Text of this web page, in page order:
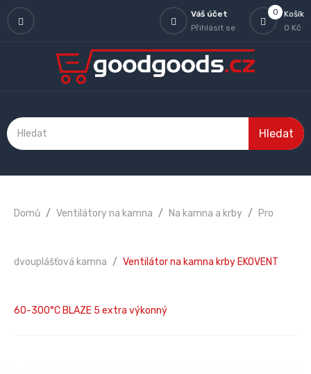
0
Košík
0 Kč
Váš účet
Přihlásit se
Hledat
Domů Ventilátory na kamna Na kamna a krby Pro
dvouplášťová kamna Ventilátor na kamna krby EKOVENT
60-300°C BLAZE 5 extra výkonný